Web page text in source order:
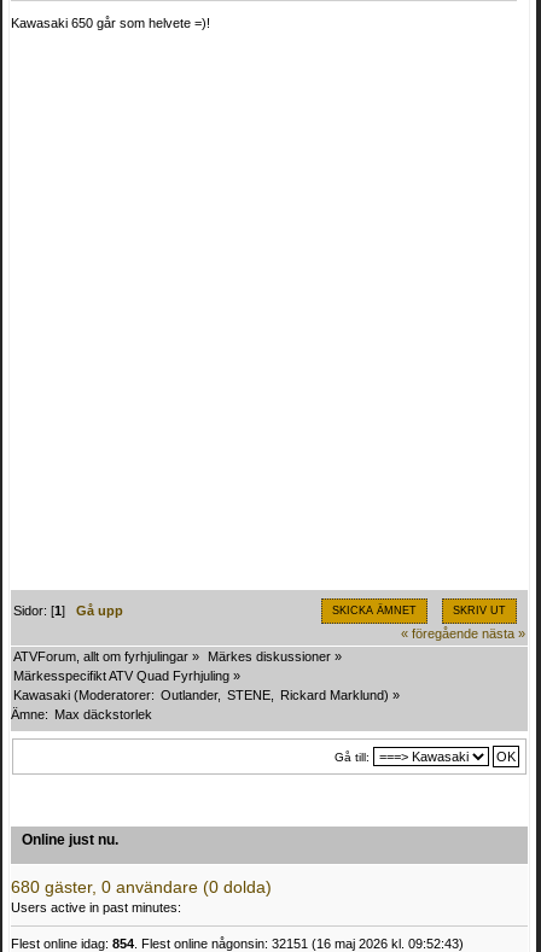
Kawasaki 650 går som helvete =)!
SKICKA ÄMNET SKRIV UT
Sidor: [1]Gå upp
« föregående nästa »
ATVForum, allt om fyrhjulingar » Märkes diskussioner »
Märkesspecifikt ATV Quad Fyrhjuling »
Kawasaki (Moderatorer: Outlander, STENE, Rickard Marklund) »
Ämne: Max däckstorlek
Gå till:
Online just nu.
680 gäster, 0 användare (0 dolda)
Users active in past minutes:
Flest online idag: 854 . Flest online någonsin: 32151 (16 maj 2026 kl. 09:52:43)